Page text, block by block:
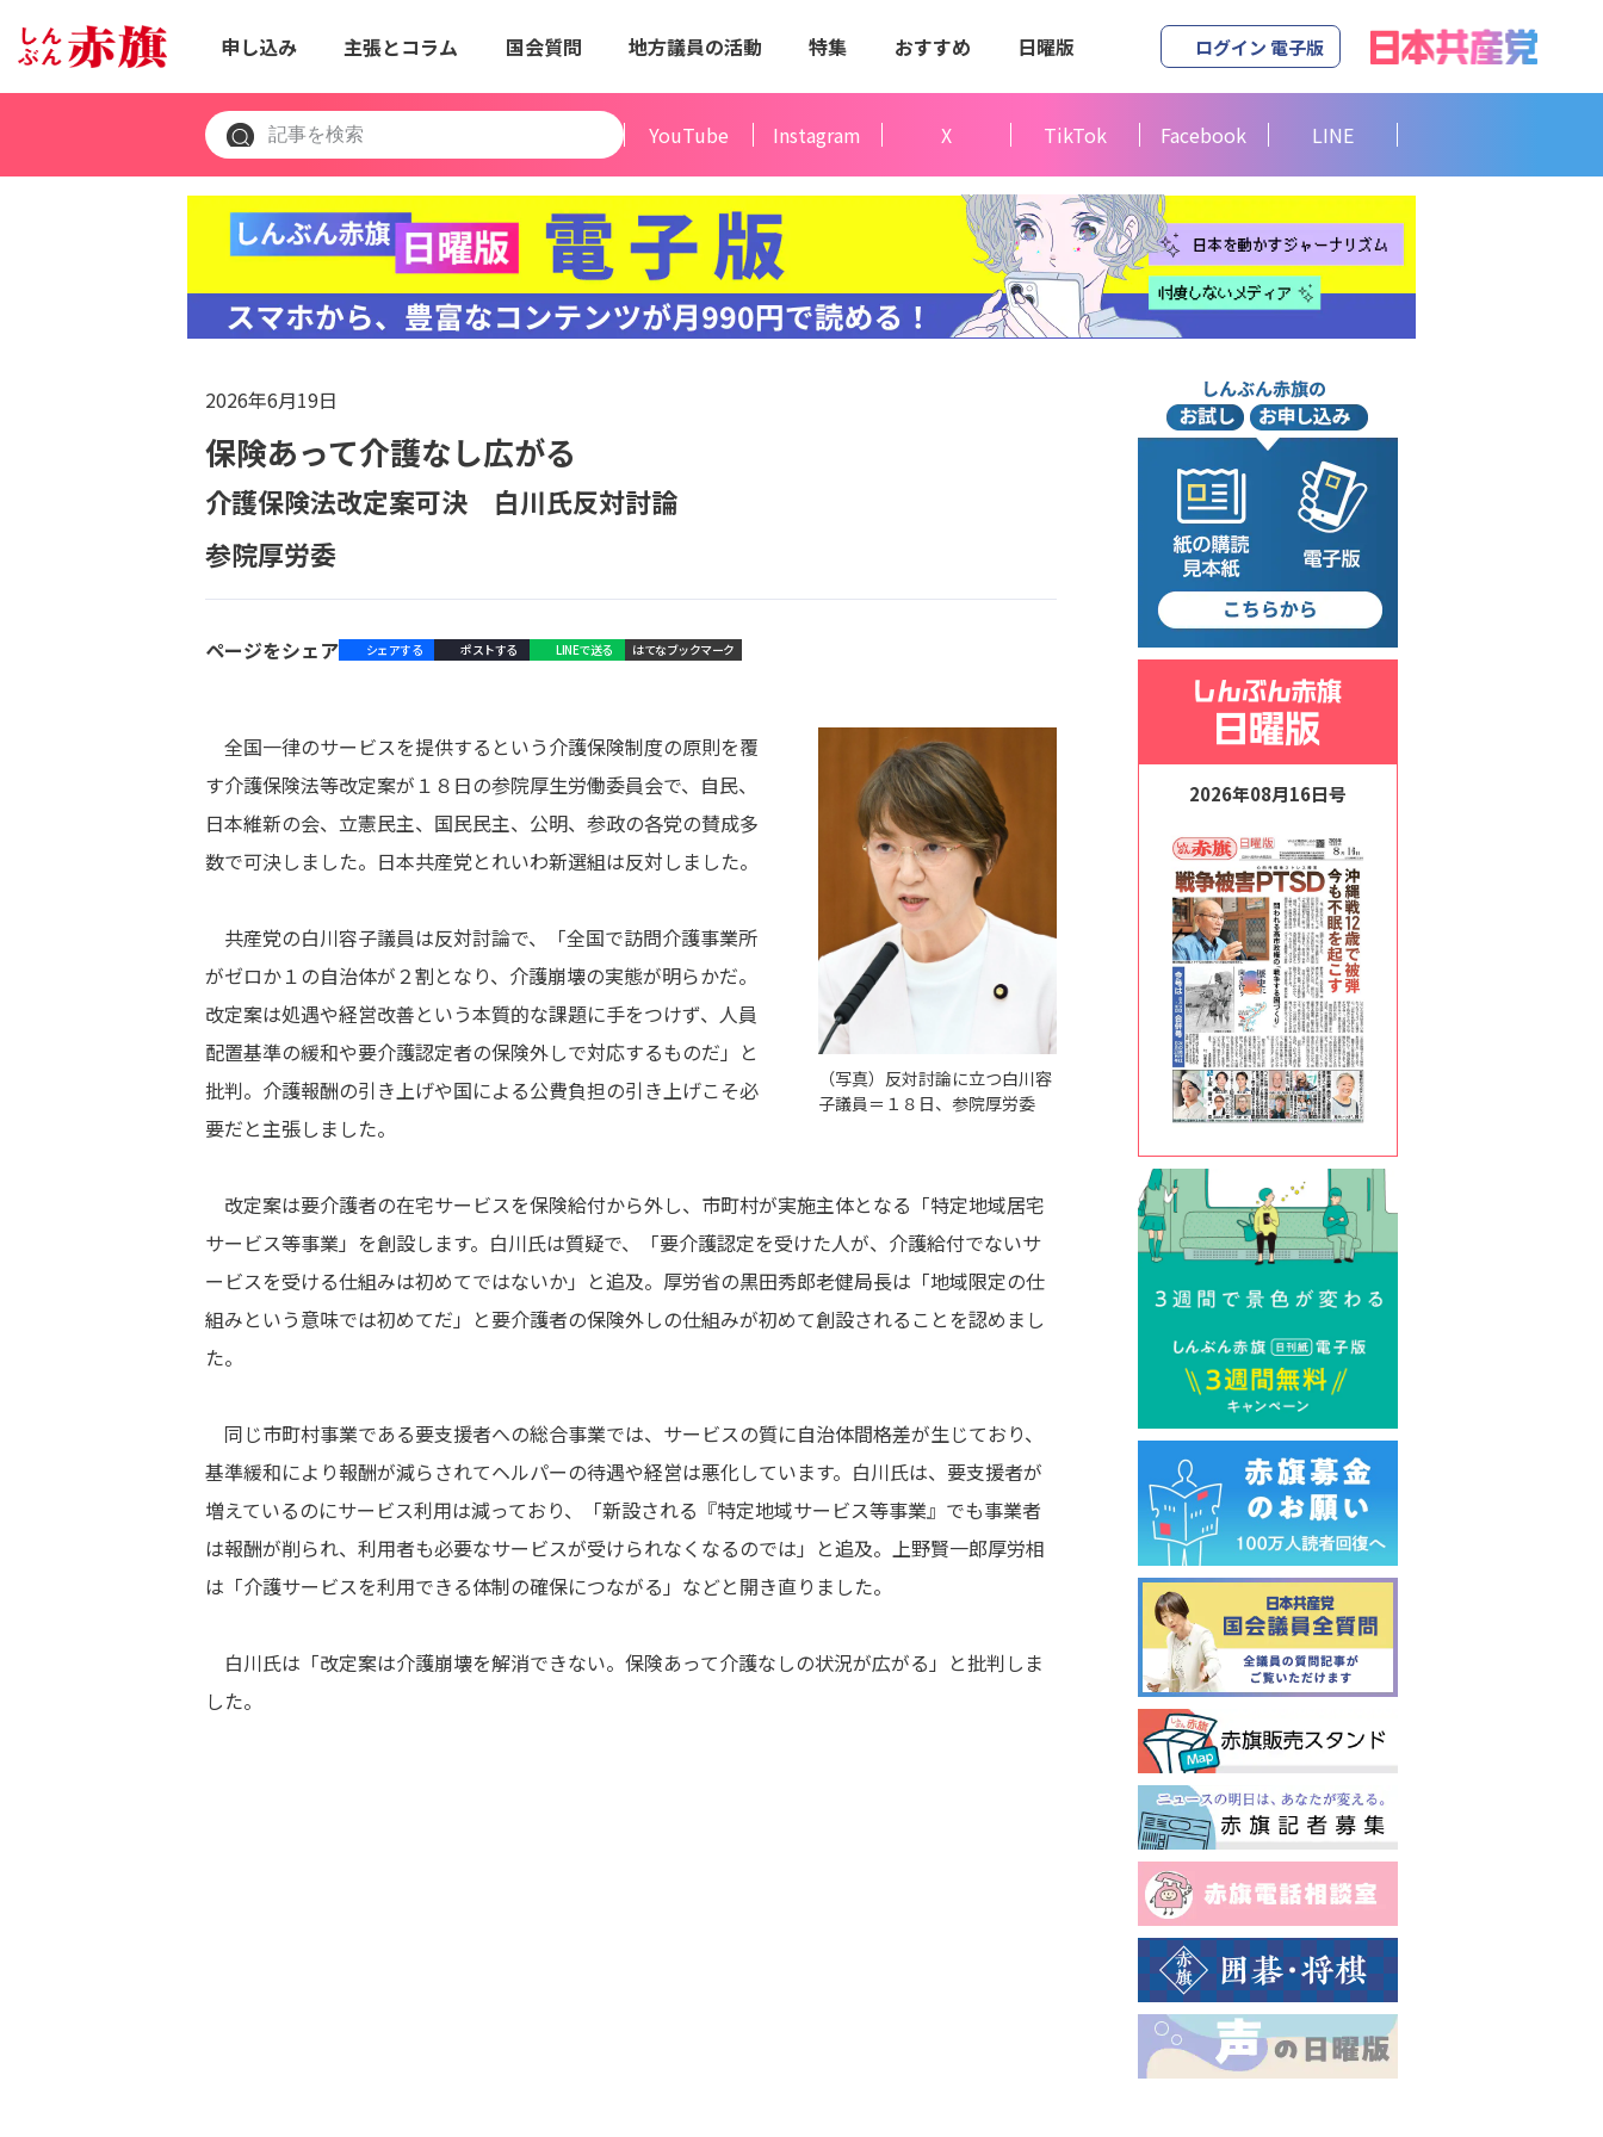
申し込み 主張とコラム 国会質問 地方議員の活動 特集 おすすめ 日曜版 ログイン 電子版
YouTube Instagram X TikTok Facebook LINE
2026年6月19日
保険あって介護なし広がる
介護保険法改定案可決 白川氏反対討論
参院厚労委
ページをシェア シェアする ポストする LINEで送る はてなブックマーク
（写真）反対討論に立つ白川容
子議員＝１８日、参院厚労委
全国一律のサービスを提供するという介護保険制度の原則を覆
す介護保険法等改定案が１８日の参院厚生労働委員会で、自民、
日本維新の会、立憲民主、国民民主、公明、参政の各党の賛成多
数で可決しました。日本共産党とれいわ新選組は反対しました。
共産党の白川容子議員は反対討論で、「全国で訪問介護事業所
がゼロか１の自治体が２割となり、介護崩壊の実態が明らかだ。
改定案は処遇や経営改善という本質的な課題に手をつけず、人員
配置基準の緩和や要介護認定者の保険外しで対応するものだ」と
批判。介護報酬の引き上げや国による公費負担の引き上げこそ必
要だと主張しました。
改定案は要介護者の在宅サービスを保険給付から外し、市町村が実施主体となる「特定地域居宅
サービス等事業」を創設します。白川氏は質疑で、「要介護認定を受けた人が、介護給付でないサ
ービスを受ける仕組みは初めてではないか」と追及。厚労省の黒田秀郎老健局長は「地域限定の仕
組みという意味では初めてだ」と要介護者の保険外しの仕組みが初めて創設されることを認めまし
た。
同じ市町村事業である要支援者への総合事業では、サービスの質に自治体間格差が生じており、
基準緩和により報酬が減らされてヘルパーの待遇や経営は悪化しています。白川氏は、要支援者が
増えているのにサービス利用は減っており、「新設される『特定地域サービス等事業』でも事業者
は報酬が削られ、利用者も必要なサービスが受けられなくなるのでは」と追及。上野賢一郎厚労相
は「介護サービスを利用できる体制の確保につながる」などと開き直りました。
白川氏は「改定案は介護崩壊を解消できない。保険あって介護なしの状況が広がる」と批判しま
した。
2026年08月16日号